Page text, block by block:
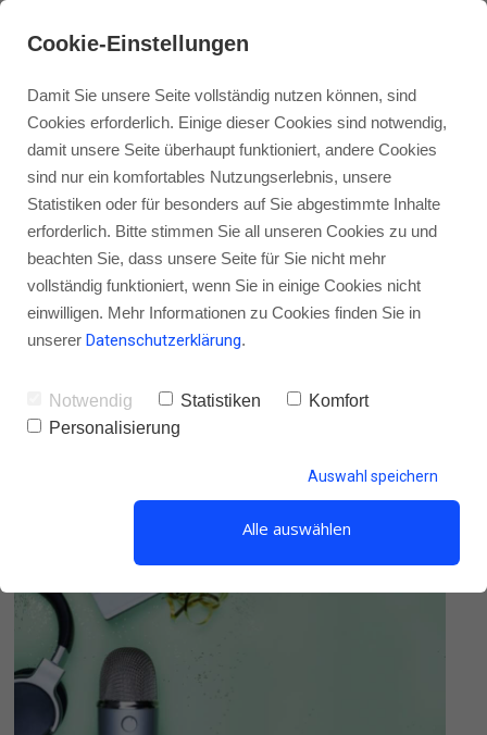
Zencastr für Interviews: Am Ende
leider eine bittere Enttäuschung
(und ein paar Alternativen)
von Gordon Schönwälder 20. Februar 2018 23
Cookie-Einstellungen
Damit Sie unsere Seite vollständig nutzen können, sind
Cookies erforderlich. Einige dieser Cookies sind notwendig,
damit unsere Seite überhaupt funktioniert, andere Cookies
sind nur ein komfortables Nutzungserlebnis, unsere
Statistiken oder für besonders auf Sie abgestimmte Inhalte
erforderlich. Bitte stimmen Sie all unseren Cookies zu und
beachten Sie, dass unsere Seite für Sie nicht mehr
vollständig funktioniert, wenn Sie in einige Cookies nicht
einwilligen. Mehr Informationen zu Cookies finden Sie in
unserer Datenschutzerklärung.
Notwendig Statistiken
Komfort
Personalisierung
Auswahl speichern
Alle auswählen